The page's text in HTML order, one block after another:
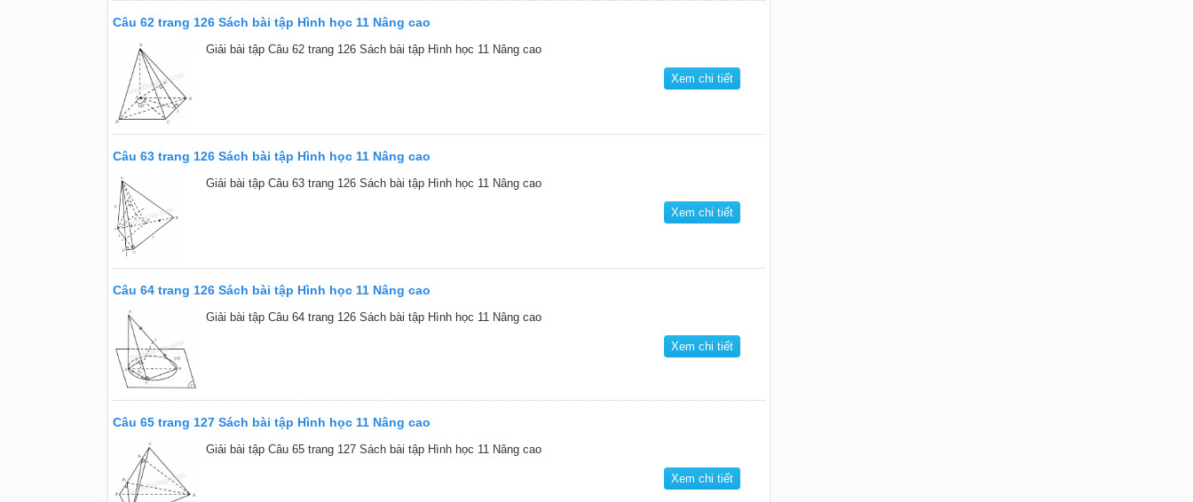
Câu 62 trang 126 Sách bài tập Hình học 11 Nâng cao
Giải bài tập Câu 62 trang 126 Sách bài tập Hình học 11 Nâng cao
Xem chi tiết
Câu 63 trang 126 Sách bài tập Hình học 11 Nâng cao
Giải bài tập Câu 63 trang 126 Sách bài tập Hình học 11 Nâng cao
Xem chi tiết
Câu 64 trang 126 Sách bài tập Hình học 11 Nâng cao
Giải bài tập Câu 64 trang 126 Sách bài tập Hình học 11 Nâng cao
Xem chi tiết
Câu 65 trang 127 Sách bài tập Hình học 11 Nâng cao
Giải bài tập Câu 65 trang 127 Sách bài tập Hình học 11 Nâng cao
Xem chi tiết